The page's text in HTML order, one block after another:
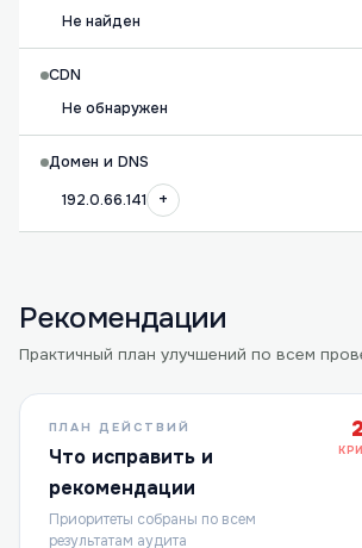
Не найден
CDN
Не обнаружен
Домен и DNS
192.0.66.141
+
Рекомендации
Практичный план улучшений по всем
ПЛАН ДЕЙСТВИЙ
Что исправить и
рекомендации
Приоритеты собраны по всем
результатам аудита